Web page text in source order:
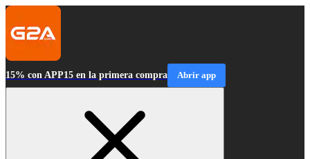
15% con APP15 en la primera compra Abrir app